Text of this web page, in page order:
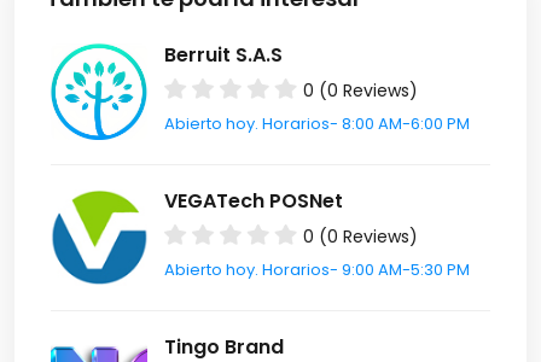
Berruit S.A.S
0 (0 Reviews)
Abierto hoy. Horarios- 8:00 AM-6:00 PM
VEGATech POSNet
0 (0 Reviews)
Abierto hoy. Horarios- 9:00 AM-5:30 PM
Tingo Brand